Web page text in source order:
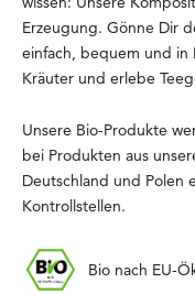
Erzeugung. Gönne Dir
einfach, bequem und in
Kräuter und erlebe
Unsere Bio-Produkte
bei Produkten aus
Deutschland und Polen
Kontrollstellen.
Bio nach EU-